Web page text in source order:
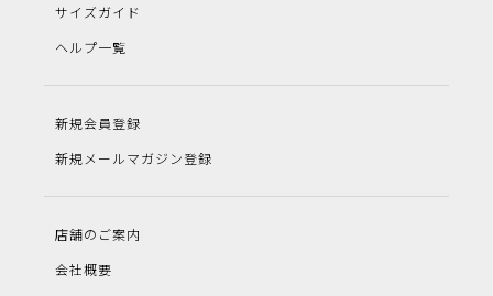
サイズガイド
ヘルプ一覧
新規会員登録
新規メールマガジン登録
店舗のご案内
会社概要